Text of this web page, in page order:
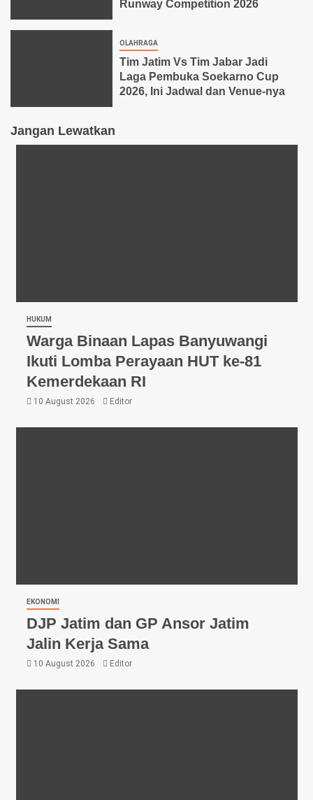
Runway Competition 2026
OLAHRAGA
Tim Jatim Vs Tim Jabar Jadi
Laga Pembuka Soekarno Cup
2026, Ini Jadwal dan Venue-nya
Jangan Lewatkan
HUKUM
Warga Binaan Lapas Banyuwangi
Ikuti Lomba Perayaan HUT ke-81
Kemerdekaan RI
10 August 2026 Editor
EKONOMI
DJP Jatim dan GP Ansor Jatim
Jalin Kerja Sama
10 August 2026 Editor